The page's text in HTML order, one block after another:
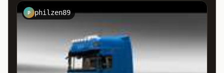
P philzen89